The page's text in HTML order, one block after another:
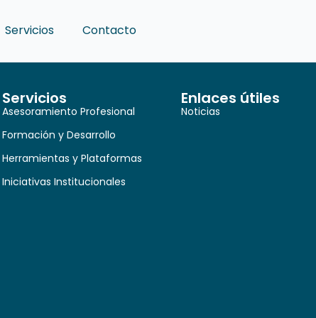
Servicios Contacto
Servicios
Asesoramiento Profesional
Formación y Desarrollo
Herramientas y Plataformas
Iniciativas Institucionales
Enlaces útiles
Noticias